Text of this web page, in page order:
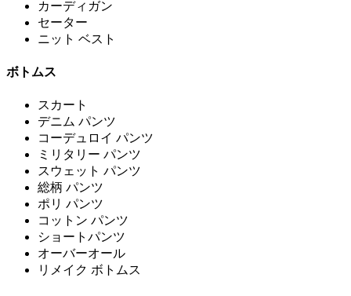
カーディガン
セーター
ニット ベスト
ボトムス
スカート
デニム パンツ
コーデュロイ パンツ
ミリタリー パンツ
スウェット パンツ
総柄 パンツ
ポリ パンツ
コットン パンツ
ショートパンツ
オーバーオール
リメイク ボトムス